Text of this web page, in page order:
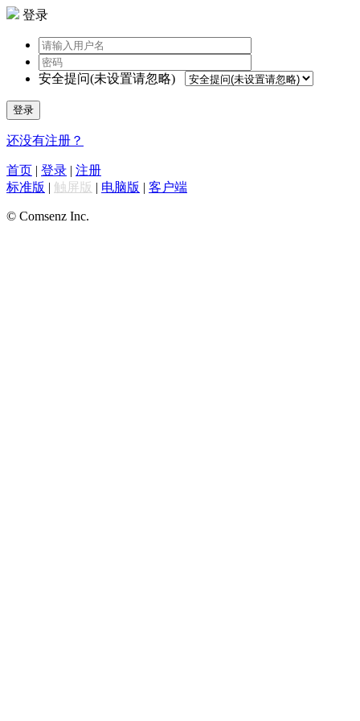
登录
安全提问(未设置请忽略)
登录
还没有注册？
首页 | 登录 | 注册
标准版 | 触屏版 | 电脑版 | 客户端
© Comsenz Inc.